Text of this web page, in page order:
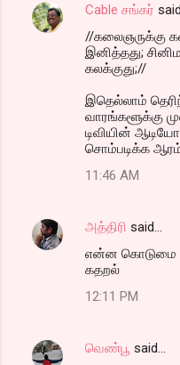
Cable சங்கர்
//கலைஞருக்கு
இனித்தது;
கலக்குது;//
இதெல்லாம்
வாரங்களூக்கு
டிவியின்
சொம்படிக்க
11:46 AM
அத்திரி said…
என்ன கொடுமை
கதறல்
12:11 PM
வெண்பூ said…